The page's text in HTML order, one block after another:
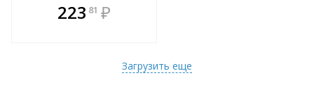
223 81 ₽
Загрузить еще